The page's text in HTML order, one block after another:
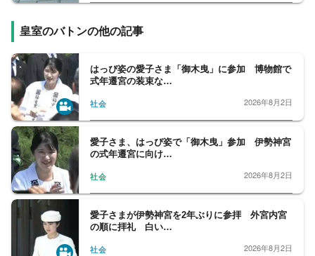
皇室のバトンの他の記事
はっぴ姿の愛子さま「御木曳」に参加 博物館で
式年遷宮の装束な…
社会 2026年8月2日
愛子さま、はっぴ姿で「御木曳」参加 伊勢神宮
の式年遷宮に向け…
社会 2026年8月2日
愛子さまが伊勢神宮を2年ぶりに参拝 外宮内宮
の順に拝礼 白い…
社会 2026年8月2日